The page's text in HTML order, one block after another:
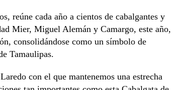
reúne cada año a cientos de cabalgantes y
Mier, Miguel Alemán y Camargo, este año,
consolidándose como un símbolo de
Tamaulipas.
con el que mantenemos una estrecha